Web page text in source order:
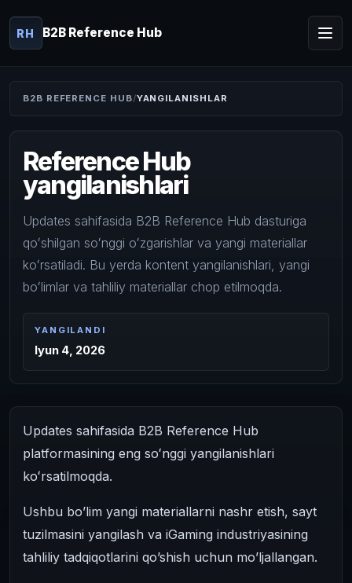
RH B2B Reference Hub
B2B REFERENCE HUB YANGILANISHLAR
Reference Hub
yangilanishlari
Updates sahifasida B2B Reference Hub dasturiga
qoʻshilgan soʻnggi oʻzgarishlar va yangi materiallar
koʻrsatiladi. Bu yerda kontent yangilanishlari, yangi
boʻlimlar va tahliliy materiallar chop etilmoqda.
YANGILANDI
Iyun 4, 2026
Updates sahifasida B2B Reference Hub
platformasining eng soʻnggi yangilanishlari
koʻrsatilmoqda.
Ushbu bo’lim yangi materiallarni nashr etish, sayt
tuzilmasini yangilash va iGaming industriyasining
tahliliy tadqiqotlarini qo’shish uchun mo’ljallangan.